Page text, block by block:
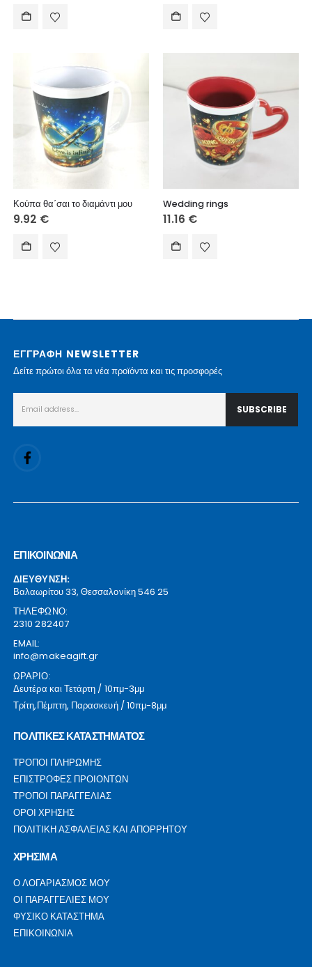
Κούπα θα΄σαι το διαμάντι μου
9.92 €
Wedding rings
11.16 €
ΕΓΓΡΑΦΗ NEWSLETTER
Δείτε πρώτοι όλα τα νέα προϊόντα και τις προσφορές
ΕΠΙΚΟΙΝΩΝΙΑ
ΔΙΕΥΘΥΝΣΗ:
Βαλαωρίτου 33, Θεσσαλονίκη 546 25
ΤΗΛΕΦΩΝΟ:
2310 282407
EMAIL:
info@makeagift.gr
ΩΡΑΡΙΟ:
Δευτέρα και Τετάρτη / 10πμ-3μμ
Τρίτη,Πέμπτη, Παρασκευή / 10πμ-8μμ
ΠΟΛΙΤΙΚΕΣ ΚΑΤΑΣΤΗΜΑΤΟΣ
ΤΡΟΠΟΙ ΠΛΗΡΩΜΗΣ
ΕΠΙΣΤΡΟΦΕΣ ΠΡΟΙΟΝΤΩΝ
ΤΡΟΠΟΙ ΠΑΡΑΓΓΕΛΙΑΣ
ΟΡΟΙ ΧΡΗΣΗΣ
ΠΟΛΙΤΙΚΗ ΑΣΦΑΛΕΙΑΣ ΚΑΙ ΑΠΟΡΡΗΤΟΥ
ΧΡΗΣΙΜΑ
Ο ΛΟΓΑΡΙΑΣΜΟΣ ΜΟΥ
ΟΙ ΠΑΡΑΓΓΕΛΙΕΣ ΜΟΥ
ΦΥΣΙΚΟ ΚΑΤΑΣΤΗΜΑ
ΕΠΙΚΟΙΝΩΝΙΑ